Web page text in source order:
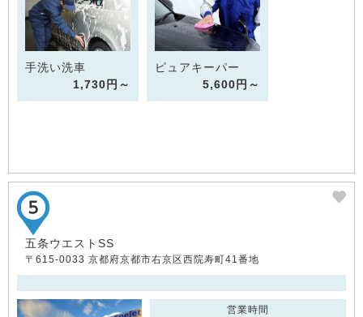
手洗い洗車
1,730円～
ピュアキーパー
5,600円～
五条ウエストSS
〒615-0033 京都府京都市右京区西院寿町41番地
営業時間